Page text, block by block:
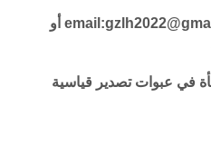
يرجى الإرسال email:gzlh2022@gmail.com أو
في عبوات تصدير قياسية